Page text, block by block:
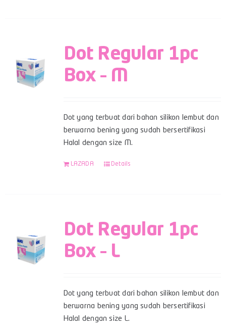
Dot Regular 1pc
Box – M
Dot yang terbuat dari bahan silikon lembut dan
berwarna bening yang sudah bersertifikasi
Halal dengan size M.
LAZADA Details
Dot Regular 1pc
Box – L
Dot yang terbuat dari bahan silikon lembut dan
berwarna bening yang sudah bersertifikasi
Halal dengan size L.